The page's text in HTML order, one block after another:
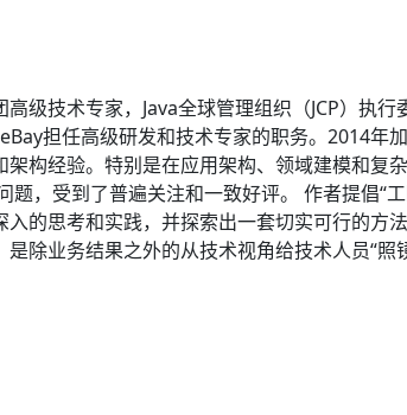
高级技术专家，Java全球管理组织（JCP）执
担任高级研发和技术专家的职务。2014年
构经验。特别是在应用架构、领域建模和复
题，受到了普遍关注和一致好评。 作者提倡“
的思考和实践，并探索出一套切实可行的方
除业务结果之外的从技术视角给技术人员“照